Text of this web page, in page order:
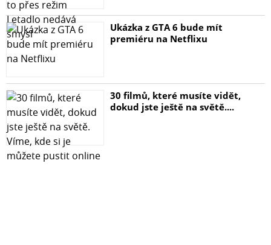
Ukázka z GTA 6 bude mít
premiéru na Netflixu
30 filmů, které musíte vidět,
dokud jste ještě na světě....